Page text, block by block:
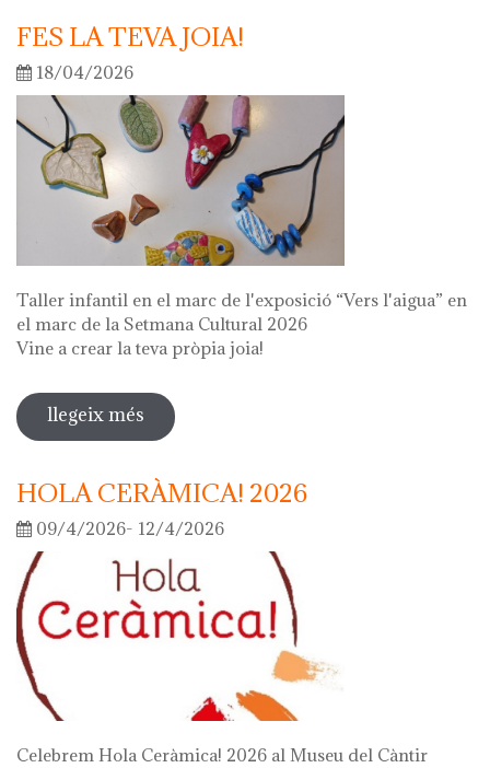
FES LA TEVA JOIA!
18/04/2026
Taller infantil en el marc de l'exposició “Vers l'aigua” en
el marc de la Setmana Cultural 2026
Vine a crear la teva pròpia joia!
llegeix més sobre fes la teva joia!
HOLA CERÀMICA! 2026
09/4/2026- 12/4/2026
Celebrem Hola Ceràmica! 2026 al Museu del Càntir